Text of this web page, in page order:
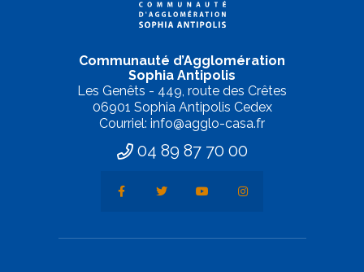
Communauté d’Agglomération
Sophia Antipolis
Les Genêts - 449, route des Crêtes
06901 Sophia Antipolis Cedex
Courriel: info@agglo-casa.fr
04 89 87 70 00